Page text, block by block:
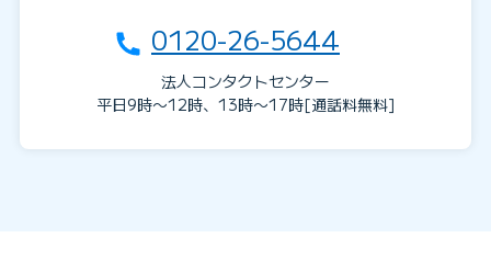
0120-26-5644
法人コンタクトセンター
平日9時〜12時、13時〜17時[通話料無料]